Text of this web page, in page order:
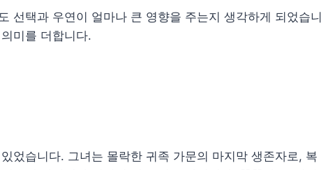
선택과 우연이 얼마나 큰 영향을 주는지 생각하게 되었습니
미를 더합니다.
었습니다. 그녀는 몰락한 귀족 가문의 마지막 생존자로, 복